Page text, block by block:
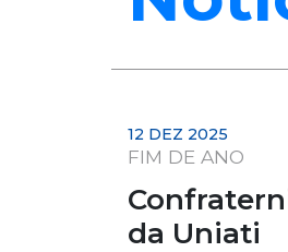
12 DEZ 2025
FIM DE ANO
da Uniati